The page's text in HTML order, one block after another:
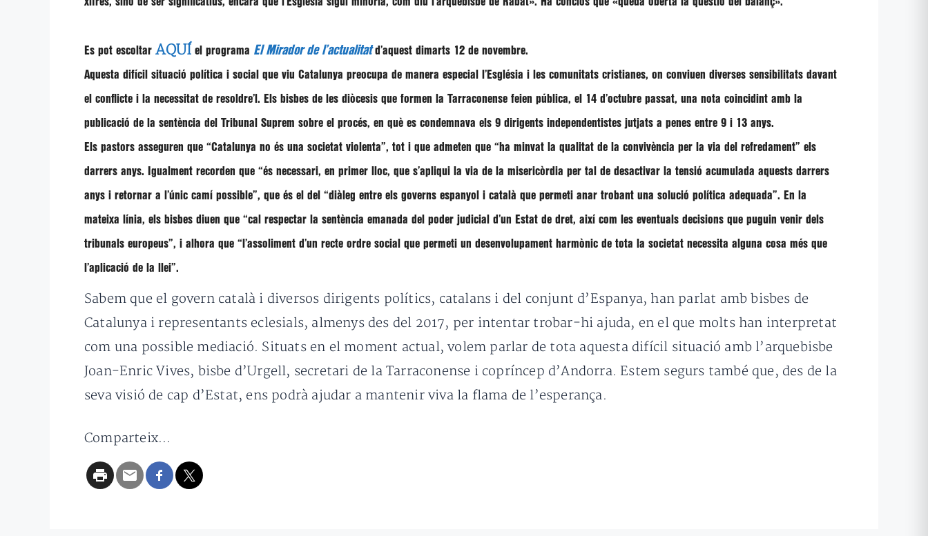
Es pot escoltar AQUÍ el programa El Mirador de l’actualitatd’aquest dimarts 12 de novembre.
Aquesta difícil situació política i social que viu Catalunya preocupa de manera especial l’Església i les comunitats cristianes, on conviuen diverses sensibilitats davant
el conflicte i la necessitat de resoldre’l. Els bisbes de les diòcesis que formen la Tarraconense feien pública, el 14 d’octubre passat, una nota coincidint amb la
publicació de la sentència del Tribunal Suprem sobre el procés, en què es condemnava els 9 dirigents independentistes jutjats a penes entre 9 i 13 anys.
Els pastors asseguren que “Catalunya no és una societat violenta”, tot i que admeten que “ha minvat la qualitat de la convivència per la via del refredament” els
darrers anys. Igualment recorden que “és necessari, en primer lloc, que s’apliqui la via de la misericòrdia per tal de desactivar la tensió acumulada aquests darrers
anys i retornar a l’únic camí possible”, que és el del “diàleg entre els governs espanyol i català que permeti anar trobant una solució política adequada”. En la
mateixa línia, els bisbes diuen que “cal respectar la sentència emanada del poder judicial d’un Estat de dret, així com les eventuals decisions que puguin venir dels
tribunals europeus”, i alhora que “l’assoliment d’un recte ordre social que permeti un desenvolupament harmònic de tota la societat necessita alguna cosa més que
l’aplicació de la llei”.
Sabem que el govern català i diversos dirigents polítics, catalans i del conjunt d’Espanya, han parlat amb bisbes de
Catalunya i representants eclesials, almenys des del 2017, per intentar trobar-hi ajuda, en el que molts han interpretat
com una possible mediació. Situats en el moment actual, volem parlar de tota aquesta difícil situació amb l’arquebisbe
Joan-Enric Vives, bisbe d’Urgell, secretari de la Tarraconense i copríncep d’Andorra. Estem segurs també que, des de la
seva visió de cap d’Estat, ens podrà ajudar a mantenir viva la flama de l’esperança.
Comparteix...